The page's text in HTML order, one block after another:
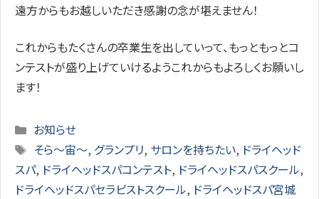
遠方からもお越しいただき感謝の念が堪えません！
これからもたくさんの卒業生を出していって、もっともっとコ
ンテストが盛り上げていけるようこれからもよろしくお願いし
ます！
Categories
お知らせ
Tags
そら～宙～, グランプリ, サロンを持ちたい, ドライヘッド
スパ, ドライヘッドスパコンテスト, ドライヘッドスパスクール,
ドライヘッドスパセラピストスクール, ドライヘッドスパ宮城